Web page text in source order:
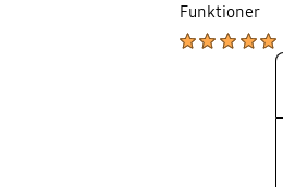
Funktioner